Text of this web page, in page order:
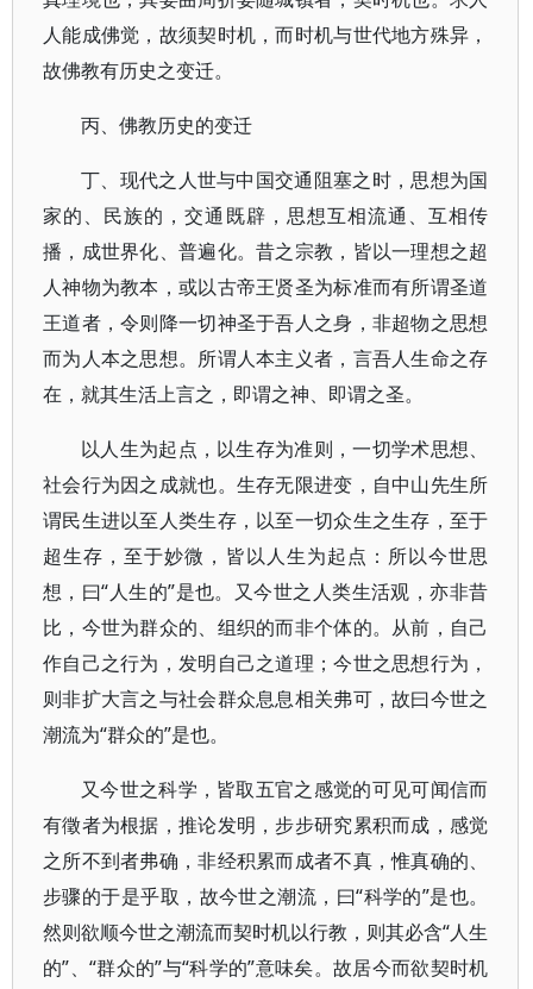
人能成佛觉，故须契时机，而时机与世代地方殊异，
故佛教有历史之变迁。
丙、佛教历史的变迁
丁、现代之人世与中国交通阻塞之时，思想为国
家的、民族的，交通既辟，思想互相流通、互相传
播，成世界化、普遍化。昔之宗教，皆以一理想之超
人神物为教本，或以古帝王贤圣为标准而有所谓圣道
王道者，令则降一切神圣于吾人之身，非超物之思想
而为人本之思想。所谓人本主义者，言吾人生命之存
在，就其生活上言之，即谓之神、即谓之圣。
以人生为起点，以生存为准则，一切学术思想、
社会行为因之成就也。生存无限进变，自中山先生所
谓民生进以至人类生存，以至一切众生之生存，至于
超生存，至于妙微，皆以人生为起点：所以今世思
想，曰“人生的”是也。又今世之人类生活观，亦非昔
比，今世为群众的、组织的而非个体的。从前，自己
作自己之行为，发明自己之道理；今世之思想行为，
则非扩大言之与社会群众息息相关弗可，故曰今世之
潮流为“群众的”是也。
又今世之科学，皆取五官之感觉的可见可闻信而
有徵者为根据，推论发明，步步研究累积而成，感觉
之所不到者弗确，非经积累而成者不真，惟真确的、
步骤的于是乎取，故今世之潮流，曰“科学的”是也。
然则欲顺今世之潮流而契时机以行教，则其必含“人生
的”、“群众的”与“科学的”意味矣。故居今而欲契时机